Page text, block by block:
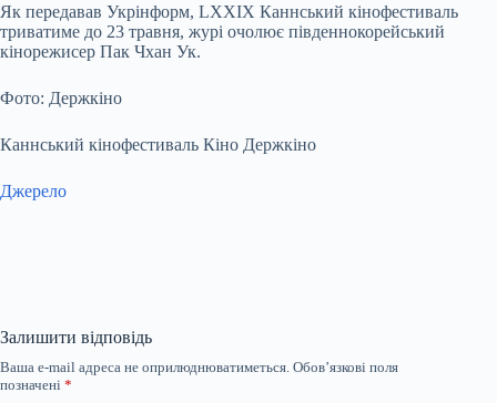
Як передавав Укрінформ, LXXIX Каннський кінофестиваль
триватиме до 23 травня, журі очолює південнокорейський
кінорежисер Пак Чхан Ук.
Фото: Держкіно
Каннський кінофестиваль Кіно Держкіно
Джерело
Залишити відповідь
Ваша e-mail адреса не оприлюднюватиметься. Обов’язкові поля
позначені *